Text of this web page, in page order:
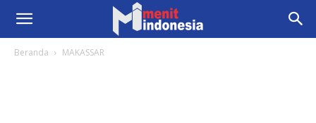
Beranda MAKASSAR